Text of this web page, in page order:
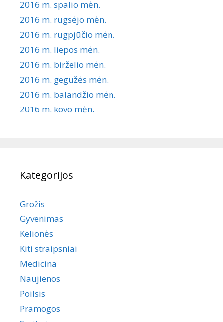
2016 m. spalio mėn.
2016 m. rugsėjo mėn.
2016 m. rugpjūčio mėn.
2016 m. liepos mėn.
2016 m. birželio mėn.
2016 m. gegužės mėn.
2016 m. balandžio mėn.
2016 m. kovo mėn.
Kategorijos
Grožis
Gyvenimas
Kelionės
Kiti straipsniai
Medicina
Naujienos
Poilsis
Pramogos